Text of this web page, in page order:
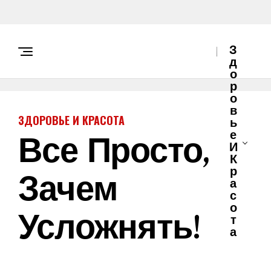
З
Д
О
Р
О
В
Ь
Е
И
К
Р
А
С
О
Т
А
ЗДОРОВЬЕ И КРАСОТА
Все Просто,
Зачем
Усложнять!